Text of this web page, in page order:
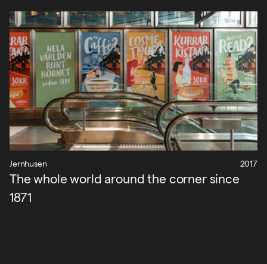
Jernhusen 2017
The whole world around the corner since
1871